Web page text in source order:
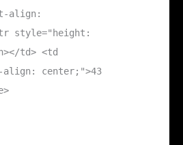
align:
style="height:
td> <td
center;">43